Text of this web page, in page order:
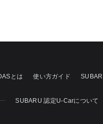
とは 使い方ガイド
SUBARU 認定U-Carについて